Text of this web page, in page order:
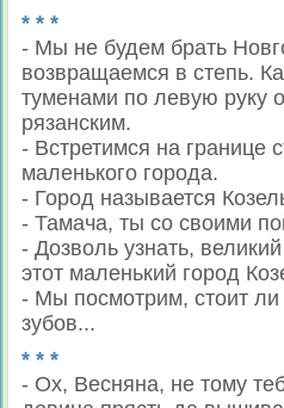
* * *
- Мы не будем брать
возвращаемся в степь.
туменами по левую руку
рязанским.
- Встретимся на границе
маленького города.
- Город называется
- Тамача, ты со своими
- Дозволь узнать,
этот маленький город
- Мы посмотрим, стоит ли
зубов...
* * *
- Ох, Весняна, не тому